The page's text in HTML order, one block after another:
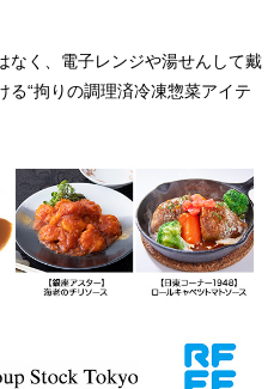
なく、電子レンジや湯せんして戴
る“拘りの調理済冷凍惣菜アイテ